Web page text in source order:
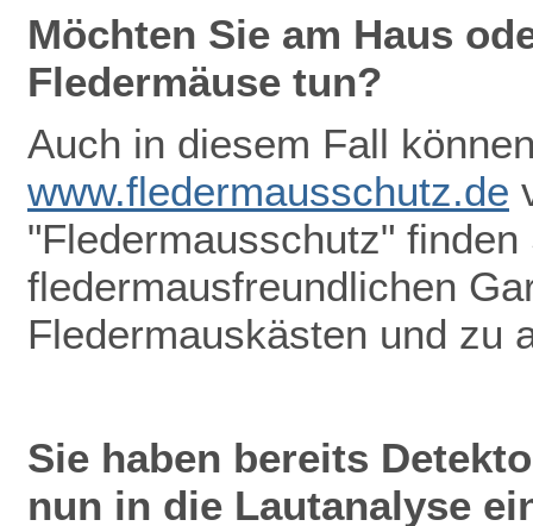
Möchten Sie am Haus
Fledermäuse tun?
Auch in diesem Fall
www.fledermausschutz.de
"Fledermausschutz"
fledermausfreundlichen
Fledermauskästen und zu
Sie haben bereits
nun in die Lautanalyse